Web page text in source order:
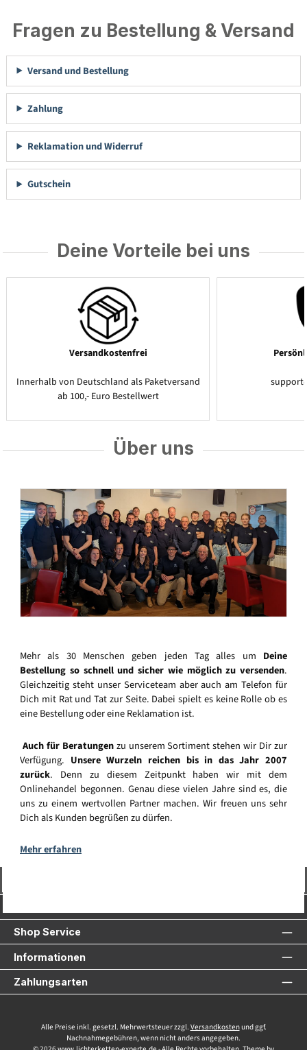
Fragen zu Bestellung & Versand
Versand und Bestellung
Zahlung
Reklamation und Widerruf
Gutschein
Deine Vorteile bei uns
Versandkostenfrei
Innerhalb von Deutschland als Paketversand
ab 100,- Euro Bestellwert
Über uns
Mehr als 30 Menschen geben jeden Tag alles um Deine
Bestellung so schnell und sicher wie möglich zu versenden.
Gleichzeitig steht unser Serviceteam aber auch am Telefon für
Dich mit Rat und Tat zur Seite. Dabei spielt es keine Rolle ob es
eine Bestellung oder eine Reklamation ist.
Auch für Beratungenzu unserem Sortiment stehen wir Dir zur
Verfügung. Unsere Wurzeln reichen bis in das Jahr 2007
zurück. Denn zu diesem Zeitpunkt haben wir mit dem
Onlinehandel begonnen. Genau diese vielen Jahre sind es, die
uns zu einem wertvollen Partner machen. Wir freuen uns sehr
Dich als Kunden begrüßen zu dürfen.
Mehr erfahren
Shop Service
Informationen
Zahlungsarten
Alle Preise inkl. gesetzl. Mehrwertsteuer zzgl. Versandkostenund ggf.
Nachnahmegebühren, wenn nicht anders angegeben.